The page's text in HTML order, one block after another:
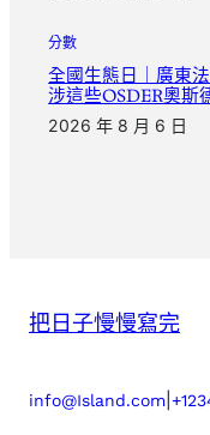
分數
全國生態日｜廣東
涉這些OSDER奧斯
2026 年 8 月 6 日
把日子慢慢寫完
info@Island.com